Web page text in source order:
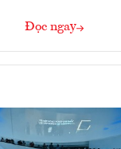
Đọc ngay